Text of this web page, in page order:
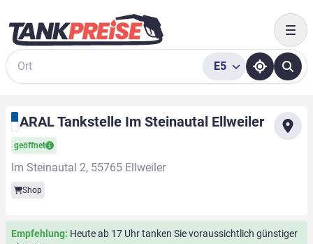
Suche
E5
ARAL Tankstelle Im Steinautal Ellweiler
geöffnet
Im Steinautal 2, 55765 Ellweiler
Shop
Empfehlung: Heute ab 17 Uhr tanken Sie voraussichtlich günstiger